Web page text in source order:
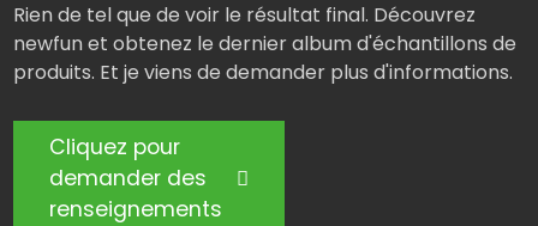
Rien de tel que de voir le résultat final. Découvrez
newfun et obtenez le dernier album d'échantillons de
produits. Et je viens de demander plus d'informations.
Cliquez pour
demander des
renseignements